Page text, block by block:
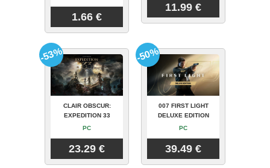
1.66 €
11.99 €
CLAIR OBSCUR:
EXPEDITION 33
PC
23.29 €
-53%
007 FIRST LIGHT
DELUXE EDITION
PC
39.49 €
-50%